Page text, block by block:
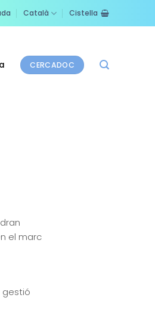
Català Cistella
CERCADOC
el marc
gestió